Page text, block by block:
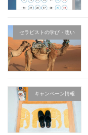
セラピストの学び・想い
キャンペーン情報